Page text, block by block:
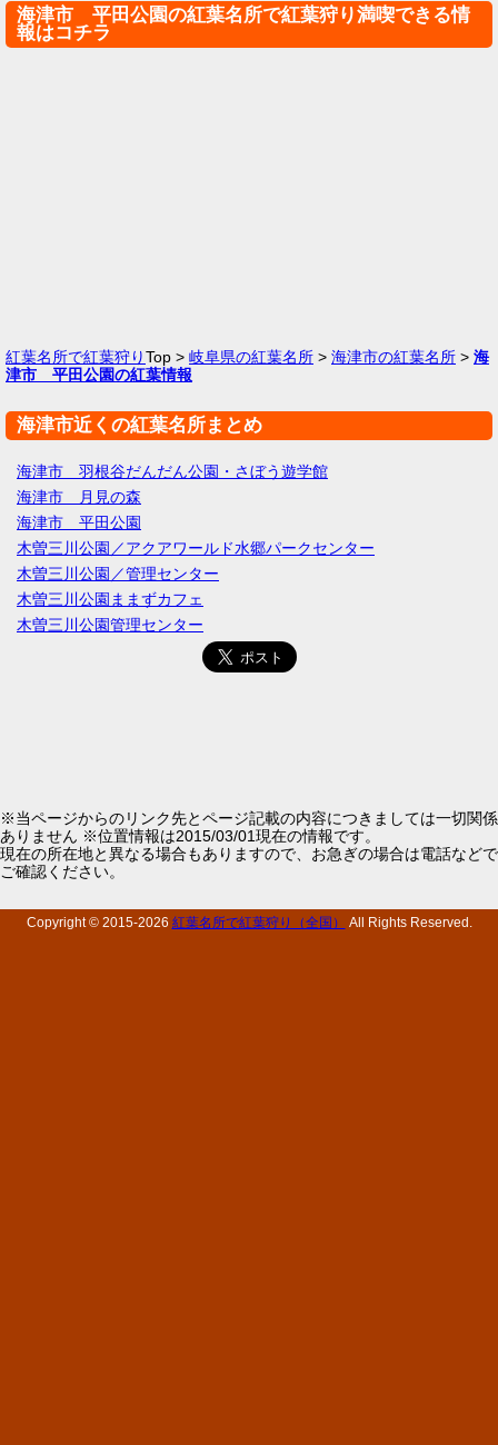
海津市 平田公園の紅葉名所で紅葉狩り満喫できる情
報はコチラ
紅葉名所で紅葉狩りTop > 岐阜県の紅葉名所 > 海津市の紅葉名所 > 海
津市 平田公園の紅葉情報
海津市近くの紅葉名所まとめ
海津市 羽根谷だんだん公園・さぼう遊学館
海津市 月見の森
海津市 平田公園
木曽三川公園／アクアワールド水郷パークセンター
木曽三川公園／管理センター
木曽三川公園ままずカフェ
木曽三川公園管理センター
※当ページからのリンク先とページ記載の内容につきましては一切関係
ありません ※位置情報は2015/03/01現在の情報です。
現在の所在地と異なる場合もありますので、お急ぎの場合は電話などで
ご確認ください。
Copyright © 2015-2026 紅葉名所で紅葉狩り（全国） All Rights Reserved.